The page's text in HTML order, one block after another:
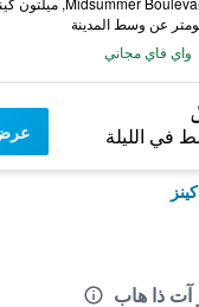
واي فاي مجاني
في الليلة
آت ذا هاب